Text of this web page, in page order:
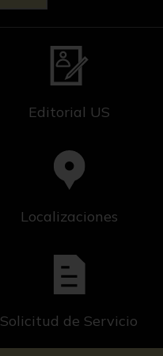
Editorial US
Localizaciones
Solicitud de Servicio